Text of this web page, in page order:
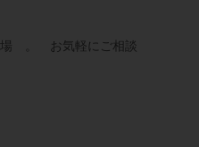
。 お気軽にご相談